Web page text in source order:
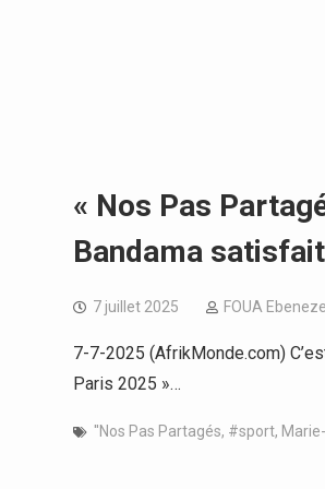
« Nos Pas
Bandama
7 juillet 2025 FOUA
7-7-2025 (AfrikMonde.com)
Paris 2025 »…
''Nos Pas Partagés, #sport,